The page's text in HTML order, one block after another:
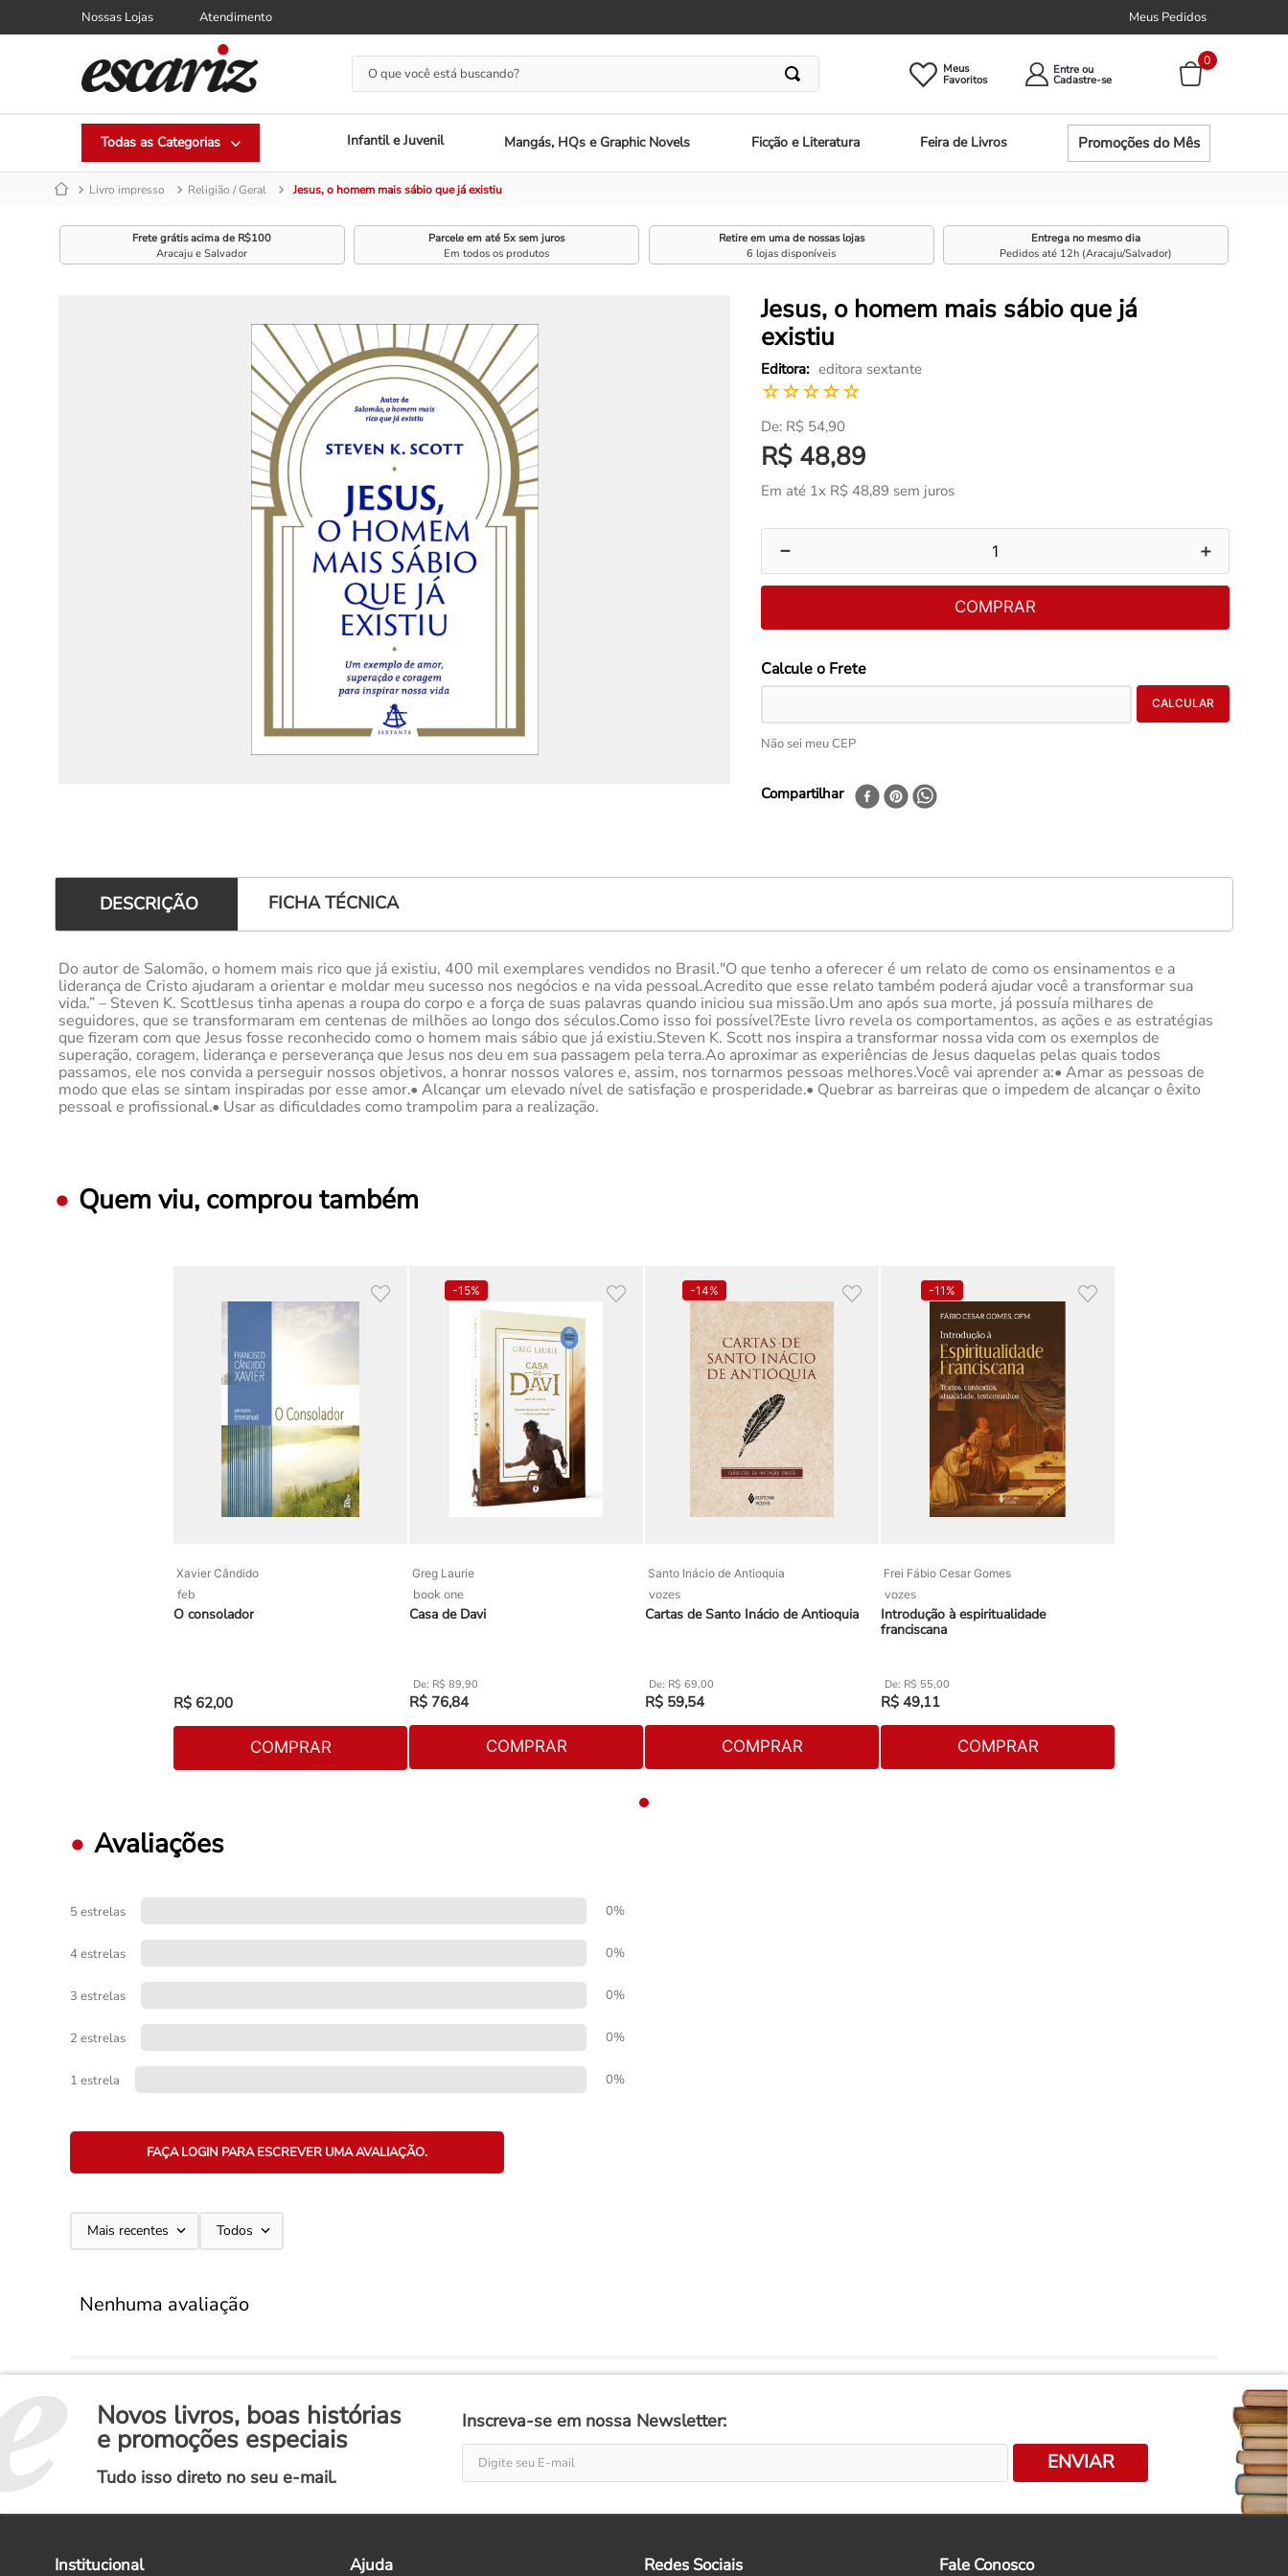
Nossas Lojas Atendimento Meus Pedidos
O que você está buscando? Meus Entre ou
0
Infantil e Juvenil Mangás, HQs e Graphic Novels Ficção e Literatura Feira de Livros Promoções do Mês
Livro impresso Religião / Geral Jesus, o homem mais sábio que já existiu
Frete grátis acima de R$100
Aracaju e Salvador
Parcele em até 5x sem juros
Em todos os produtos
Retire em uma de nossas lojas
6 lojas disponíveis
Entrega no mesmo dia
Pedidos até 12h (Aracaju/Salvador)
Jesus, o homem mais sábio que já
existiu
editora sextante
☆☆☆☆☆
R$ 54,90
R$ 48,89
Em até 1x R$ 48,89 sem juros
＋
－
COMPRAR
Não sei meu CEP
Compartilhar
DESCRIÇÃO FICHA TÉCNICA
Do autor de Salomão, o homem mais rico que já existiu, 400 mil exemplares vendidos no Brasil."O que tenho a oferecer é um relato de como os ensinamentos e a
liderança de Cristo ajudaram a orientar e moldar meu sucesso nos negócios e na vida pessoal.Acredito que esse relato também poderá ajudar você a transformar sua
vida.” – Steven K. ScottJesus tinha apenas a roupa do corpo e a força de suas palavras quando iniciou sua missão.Um ano após sua morte, já possuía milhares de
seguidores, que se transformaram em centenas de milhões ao longo dos séculos.Como isso foi possível?Este livro revela os comportamentos, as ações e as estratégias
que fizeram com que Jesus fosse reconhecido como o homem mais sábio que já existiu.Steven K. Scott nos inspira a transformar nossa vida com os exemplos de
superação, coragem, liderança e perseverança que Jesus nos deu em sua passagem pela terra.Ao aproximar as experiências de Jesus daquelas pelas quais todos
passamos, ele nos convida a perseguir nossos objetivos, a honrar nossos valores e, assim, nos tornarmos pessoas melhores.Você vai aprender a:• Amar as pessoas de
modo que elas se sintam inspiradas por esse amor.• Alcançar um elevado nível de satisfação e prosperidade.• Quebrar as barreiras que o impedem de alcançar o êxito
pessoal e profissional.• Usar as dificuldades como trampolim para a realização.
Quem viu, comprou também
Xavier Cândido
feb
O consolador
R$ 62,00
COMPRAR
-15%
Greg Laurie
book one
Casa de Davi
R$ 89,90
R$ 76,84
COMPRAR
-14%
Santo Inácio de Antioquia
vozes
Cartas de Santo Inácio de Antioquia
R$ 69,00
R$ 59,54
COMPRAR
-11%
Frei Fábio Cesar Gomes
vozes
Introdução à espiritualidade
franciscana
R$ 55,00
R$ 49,11
COMPRAR
Avaliações
5 estrelas 0%
4 estrelas 0%
3 estrelas 0%
2 estrelas 0%
1 estrela 0%
FAÇA LOGIN PARA ESCREVER UMA AVALIAÇÃO.
Mais recentes Todos
Nenhuma avaliação
Novos livros, boas histórias
e promoções especiais
Tudo isso direto no seu e-mail.
Inscreva-se em nossa Newsletter:
ENVIAR
Institucional Ajuda Redes Sociais Fale Conosco